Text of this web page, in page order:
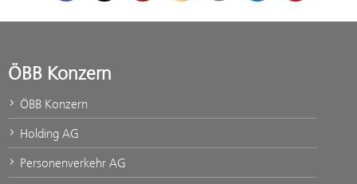
ÖBB Konzern
ÖBB Konzern
Holding AG
Personenverkehr AG